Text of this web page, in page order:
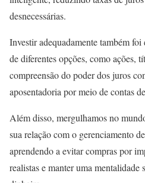
desnecessárias.
Investir adequadamente também
de diferentes opções, como ações,
compreensão do poder dos juros
aposentadoria por meio de contas
Além disso, mergulhamos no
sua relação com o gerenciamento
aprendendo a evitar compras por
realistas e manter uma mentalidade